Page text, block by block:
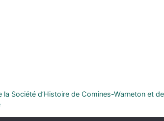
Société d’Histoire de Comines-Warneton et